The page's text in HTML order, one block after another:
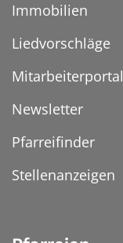
Immobilien
Liedvorschläge
Mitarbeiterportal
Newsletter
Pfarreifinder
Stellenanzeigen